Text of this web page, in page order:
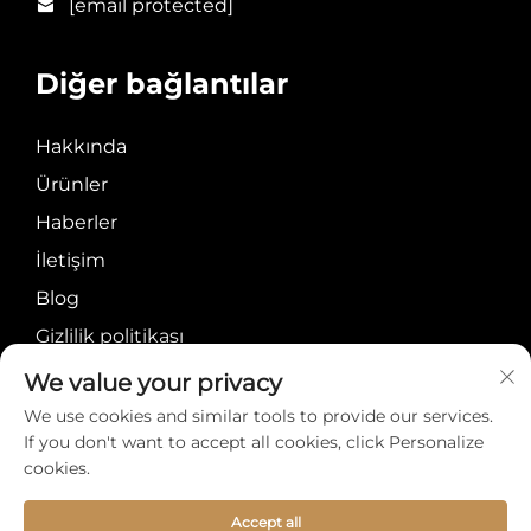
[email protected]
Diğer bağlantılar
Hakkında
Ürünler
Haberler
İletişim
Blog
Gizlilik politikası
Telif Hakkı © Meiyi
International Group
We value your privacy
We use cookies and similar tools to provide our services.
If you don't want to accept all cookies, click Personalize
cookies.
Accept all